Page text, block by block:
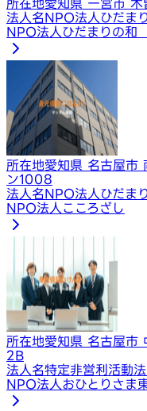
所在地愛知県 一宮市 木
法人名NPO法人ひだま
NPO法人ひだまりの和
所在地愛知県 名古屋市
ン1008
法人名NPO法人ひだま
NPO法人こころざし
所在地愛知県 名古屋市
2B
法人名特定非営利活動
NPO法人おひとりさま